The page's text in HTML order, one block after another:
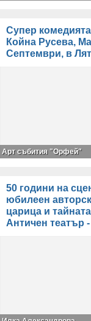
Супер
Койна Русева,
Септември, в
Арт събития "Орфей"
50 години на
юбилеен
царица и
Античен театър